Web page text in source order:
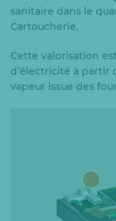
sanitaire dans le
Cartoucherie.
Cette valorisation
d’électricité à partir
vapeur issue des